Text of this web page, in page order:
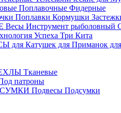
Поплавочные Фидерные
Поплавки Кормушки
Весы Инструмент рыболовный
Успеха Три Кита
для Катушек для Приманок
Тканевые
патроны
Подвесы Подсумки